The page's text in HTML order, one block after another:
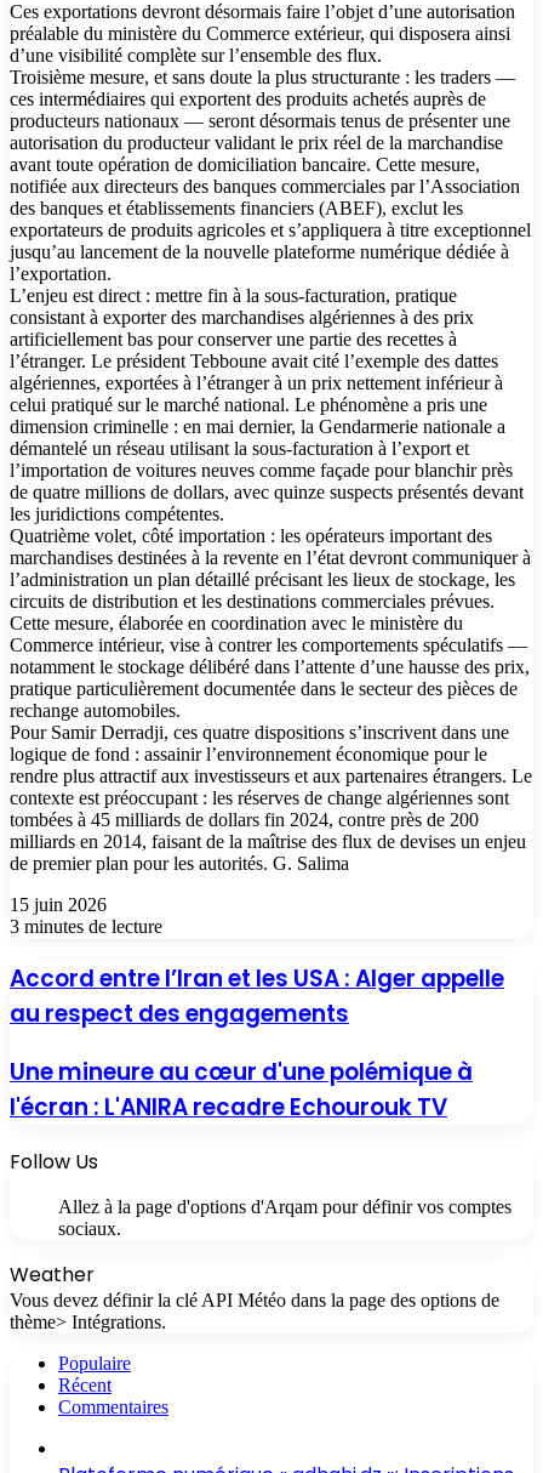
Ces exportations devront désormais faire l’objet d’une autorisation
préalable du ministère du Commerce extérieur, qui disposera ainsi
d’une visibilité complète sur l’ensemble des flux.
Troisième mesure, et sans doute la plus structurante : les traders —
ces intermédiaires qui exportent des produits achetés auprès de
producteurs nationaux — seront désormais tenus de présenter une
autorisation du producteur validant le prix réel de la marchandise
avant toute opération de domiciliation bancaire. Cette mesure,
notifiée aux directeurs des banques commerciales par l’Association
des banques et établissements financiers (ABEF), exclut les
exportateurs de produits agricoles et s’appliquera à titre exceptionnel
jusqu’au lancement de la nouvelle plateforme numérique dédiée à
l’exportation.
L’enjeu est direct : mettre fin à la sous-facturation, pratique
consistant à exporter des marchandises algériennes à des prix
artificiellement bas pour conserver une partie des recettes à
l’étranger. Le président Tebboune avait cité l’exemple des dattes
algériennes, exportées à l’étranger à un prix nettement inférieur à
celui pratiqué sur le marché national. Le phénomène a pris une
dimension criminelle : en mai dernier, la Gendarmerie nationale a
démantelé un réseau utilisant la sous-facturation à l’export et
l’importation de voitures neuves comme façade pour blanchir près
de quatre millions de dollars, avec quinze suspects présentés devant
les juridictions compétentes.
Quatrième volet, côté importation : les opérateurs important des
marchandises destinées à la revente en l’état devront communiquer à
l’administration un plan détaillé précisant les lieux de stockage, les
circuits de distribution et les destinations commerciales prévues.
Cette mesure, élaborée en coordination avec le ministère du
Commerce intérieur, vise à contrer les comportements spéculatifs —
notamment le stockage délibéré dans l’attente d’une hausse des prix,
pratique particulièrement documentée dans le secteur des pièces de
rechange automobiles.
Pour Samir Derradji, ces quatre dispositions s’inscrivent dans une
logique de fond : assainir l’environnement économique pour le
rendre plus attractif aux investisseurs et aux partenaires étrangers. Le
contexte est préoccupant : les réserves de change algériennes sont
tombées à 45 milliards de dollars fin 2024, contre près de 200
milliards en 2014, faisant de la maîtrise des flux de devises un enjeu
de premier plan pour les autorités. G. Salima
15 juin 2026
3 minutes de lecture
Accord entre l’Iran et les USA : Alger appelle
au respect des engagements
Une mineure au cœur d'une polémique à
l'écran : L'ANIRA recadre Echourouk TV
Follow Us
Allez à la page d'options d'Arqam pour définir vos comptes
sociaux.
Weather
Vous devez définir la clé API Météo dans la page des options de
thème> Intégrations.
Populaire
Récent
Commentaires